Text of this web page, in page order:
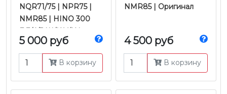
NQR71/75 | NPR75 |
NMR85 | HINO 300
Е-3/4/5 Ш/К У/К |
Оригинал
5 000 руб
В корзину
NMR85 | Оригинал
4 500 руб
В корзину